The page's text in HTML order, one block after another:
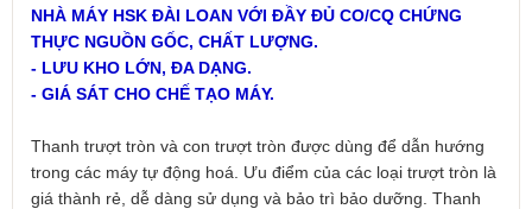
NHÀ MÁY HSK ĐÀI LOAN VỚI ĐẦY ĐỦ CO/CQ CHỨNG
THỰC NGUỒN GỐC, CHẤT LƯỢNG.
- LƯU KHO LỚN, ĐA DẠNG.
- GIÁ SÁT CHO CHẾ TẠO MÁY.
Thanh trượt tròn và con trượt tròn được dùng để dẫn hướng
trong các máy tự động hoá. Ưu điểm của các loại trượt tròn là
giá thành rẻ, dễ dàng sử dụng và bảo trì bảo dưỡng. Thanh